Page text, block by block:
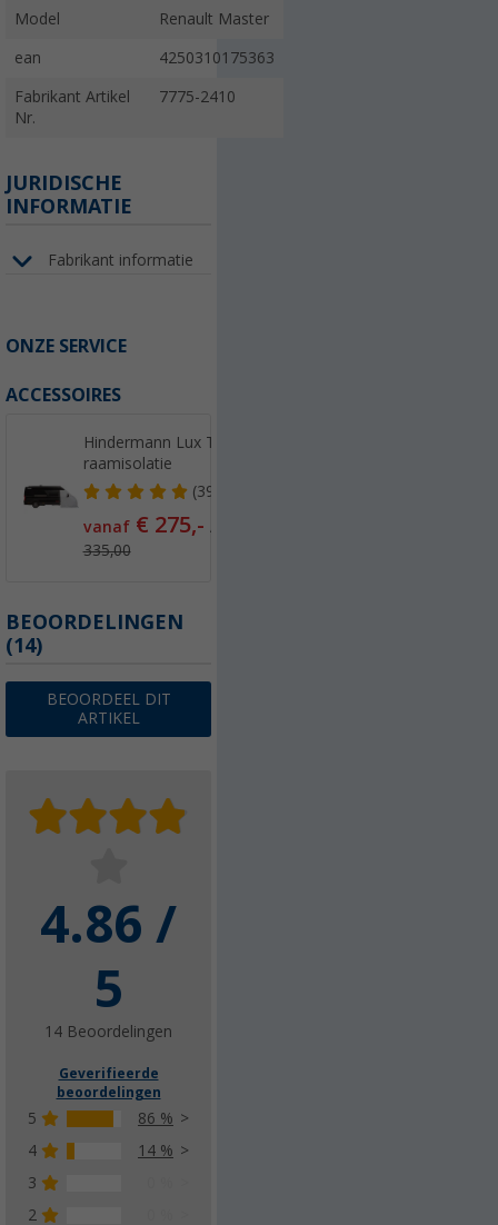
Model Renault Master
ean 4250310175363
Fabrikant Artikel
Nr.
7775-2410
JURIDISCHE
INFORMATIE
Fabrikant informatie
ONZE SERVICE
ACCESSOIRES
Hindermann Lux Thermische
raamisolatie
(39)
vanaf€ 275,- Adviesprijs
335,00
BEOORDELINGEN
(14)
BEOORDEEL DIT
ARTIKEL
4.86 /
5
14 Beoordelingen
Geverifieerde
beoordelingen
5
86 %
4
14 %
3
2